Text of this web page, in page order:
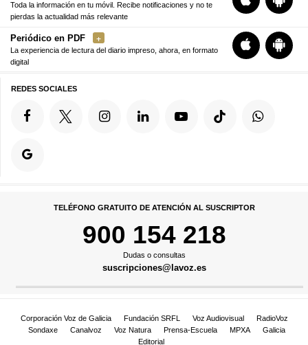
Toda la información en tu móvil. Recibe notificaciones y no te
pierdas la actualidad más relevante
Periódico en PDF
La experiencia de lectura del diario impreso, ahora, en formato
digital
REDES SOCIALES
TELÉFONO GRATUITO DE ATENCIÓN AL SUSCRIPTOR
900 154 218
Dudas o consultas
suscripciones@lavoz.es
Corporación Voz de Galicia Fundación SRFL Voz Audiovisual
RadioVoz
Sondaxe
Canalvoz Voz Natura Prensa-Escuela MPXA
Galicia
Editorial